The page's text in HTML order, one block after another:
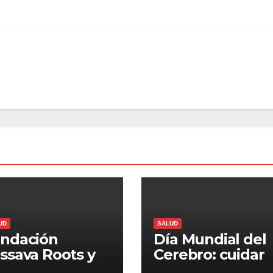
Roots y
SALUD
Día Mundial del
Cerebro: cuidar